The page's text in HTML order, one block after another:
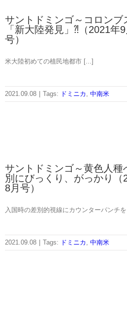
サントドミンゴ～コロンブ
「新大陸発見」⁈（2021年9
号）
米大陸初めての植民地都市 [...]
2021.09.08 Tags: ドミニカ , 中南米
サントドミンゴ～黄色人種
別にびっくり、がっかり（
8月号）
入国時の差別的視線にカウンターパンチ
2021.09.08 Tags: ドミニカ , 中南米